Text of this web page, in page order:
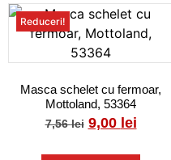
Reduceri!
Masca schelet cu fermoar,
Mottoland, 53364
7,56lei 9,00 lei